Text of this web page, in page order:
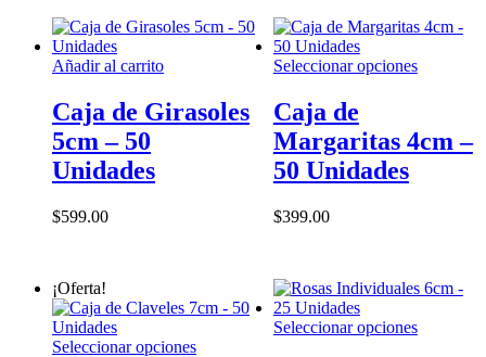
Añadir al carrito
Caja de Girasoles
5cm – 50
Unidades
$599.00
Seleccionar opcionesEste
variantes.
la
página
producto
Caja de
Margaritas 4cm –
50 Unidades
$399.00
¡Oferta!
Seleccionar opcionesEste
Seleccionar opcionesEste